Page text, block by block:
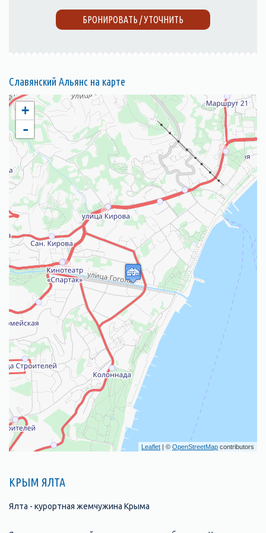
БРОНИРОВАТЬ / УТОЧНИТЬ
Славянский Альянс на карте
+
-
Leaflet | © OpenStreetMap contributors
КРЫМ ЯЛТА
Ялта - курортная жемчужина Крыма